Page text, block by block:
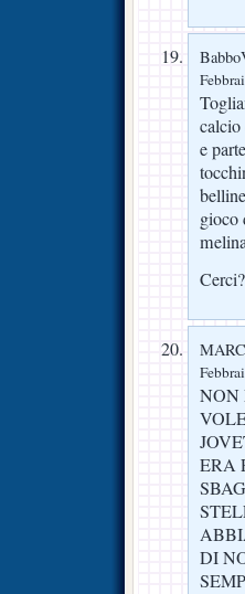
calcio
e
gioco
NON
ERA
DI